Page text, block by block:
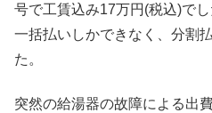
号で工賃込み17万円(税込)でし
一括払いしかできなく、分割
た。
突然の給湯器の故障による出